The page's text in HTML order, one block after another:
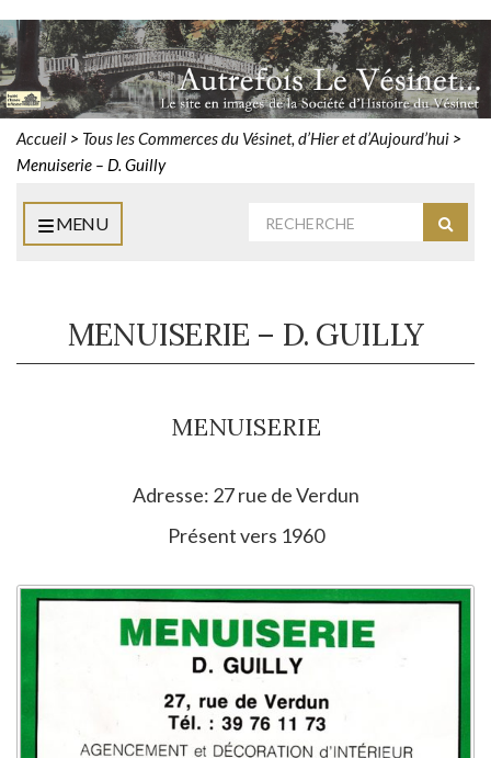
Accueil > Tous les Commerces du Vésinet, d’Hier et d’Aujourd’hui >
Menuiserie – D. Guilly
MENU
MENUISERIE – D. GUILLY
MENUISERIE
Adresse: 27 rue de Verdun
Présent vers 1960